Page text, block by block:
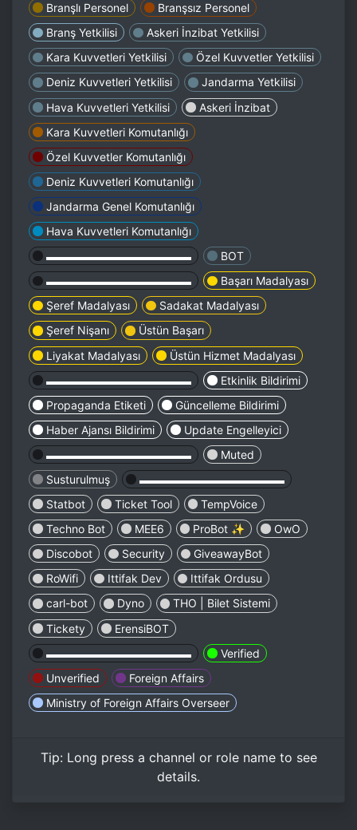
Branşlı Personel
Branşsız Personel
Branş Yetkilisi
Askeri İnzibat Yetkilisi
Kara Kuvvetleri Yetkilisi
Özel Kuvvetler Yetkilisi
Deniz Kuvvetleri Yetkilisi
Jandarma Yetkilisi
Hava Kuvvetleri Yetkilisi
Askeri İnzibat
Kara Kuvvetleri Komutanlığı
Özel Kuvvetler Komutanlığı
Deniz Kuvvetleri Komutanlığı
Jandarma Genel Komutanlığı
Hava Kuvvetleri Komutanlığı
▬▬▬▬▬▬▬▬▬▬▬▬▬
BOT
▬▬▬▬▬▬▬▬▬▬▬▬▬
Başarı Madalyası
Şeref Madalyası
Sadakat Madalyası
Şeref Nişanı
Üstün Başarı
Liyakat Madalyası
Üstün Hizmet Madalyası
▬▬▬▬▬▬▬▬▬▬▬▬▬
Etkinlik Bildirimi
Propaganda Etiketi
Güncelleme Bildirimi
Haber Ajansı Bildirimi
Update Engelleyici
▬▬▬▬▬▬▬▬▬▬▬▬▬
Muted
Susturulmuş
▬▬▬▬▬▬▬▬▬▬▬▬▬
Statbot
Ticket Tool
TempVoice
Techno Bot
MEE6 ProBot ✨
OwO
Discobot
Security
GiveawayBot
RoWifi
Ittifak Dev
Ittifak Ordusu
carl-bot
Dyno
THO | Bilet Sistemi
Tickety
ErensiBOT
▬▬▬▬▬▬▬▬▬▬▬▬▬
Verified
Unverified
Foreign Affairs
Ministry of Foreign Affairs Overseer
Tip: Long pressa channel or role name to see
details.